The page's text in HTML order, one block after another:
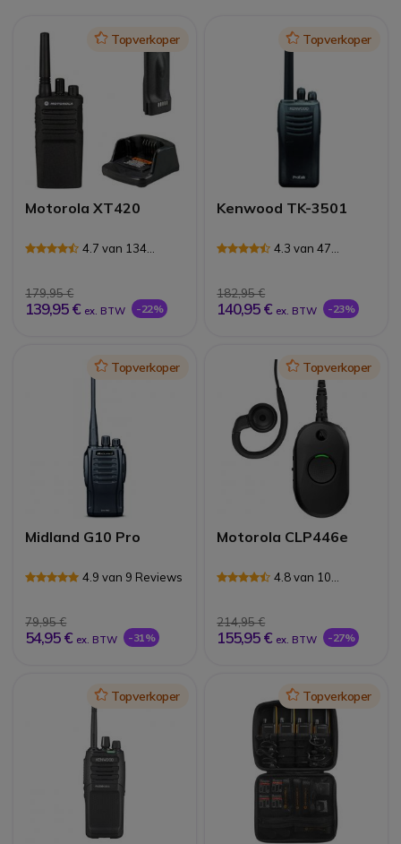
IconTopverkoper
Motorola XT420
4.7 van 134
179,95 €
139,95 € ex. BTW -22%
IconTopverkoper
Kenwood TK-3501
4.3 van 47
182,95 €
140,95 € ex. BTW -23%
IconTopverkoper
Midland G10 Pro
4.9 van 9 Reviews
79,95 €
54,95 € ex. BTW -31%
IconTopverkoper
Motorola CLP446e
4.8 van 10
214,95 €
155,95 € ex. BTW -27%
IconTopverkoper IconTopverkoper